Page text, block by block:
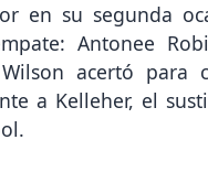
en su segunda
Antonee
acertó
a Kelleher, el